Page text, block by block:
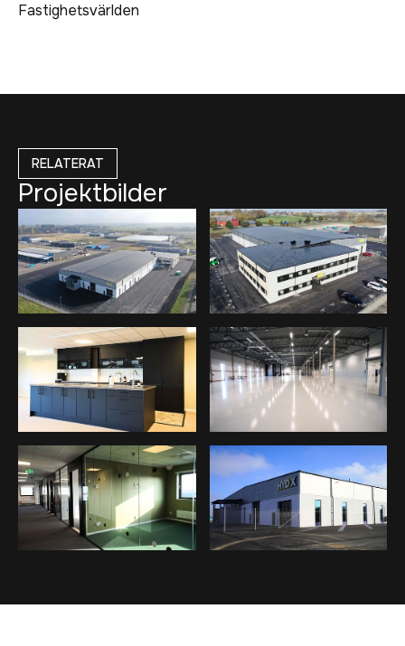
Fastighetsvärlden
RELATERAT
Projektbilder